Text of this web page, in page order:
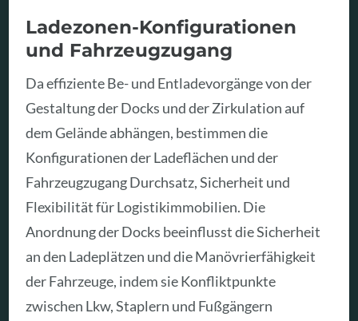
Ladezonen-Konfigurationen
und Fahrzeugzugang
Da effiziente Be- und Entladevorgänge von der
Gestaltung der Docks und der Zirkulation auf
dem Gelände abhängen, bestimmen die
Konfigurationen der Ladeflächen und der
Fahrzeugzugang Durchsatz, Sicherheit und
Flexibilität für Logistikimmobilien. Die
Anordnung der Docks beeinflusst die Sicherheit
an den Ladeplätzen und die Manövrierfähigkeit
der Fahrzeuge, indem sie Konfliktpunkte
zwischen Lkw, Staplern und Fußgängern